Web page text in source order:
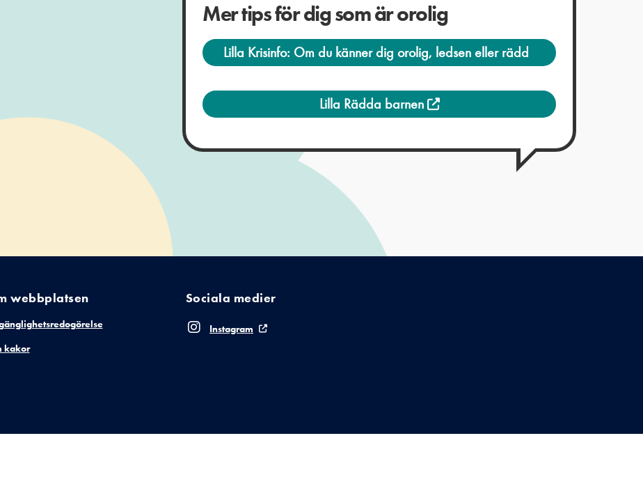
Mer tips för dig som är orolig
Lilla Krisinfo: Om du känner dig orolig, ledsen eller rädd
Lilla Rädda barnen
webbplatsen
kakor
Sociala medier
Instagram